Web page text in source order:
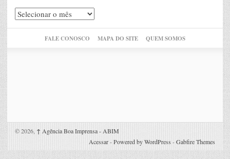
Arquivo
do
FALE CONOSCO MAPA DO SITE QUEM SOMOS
© 2026, ↑ Agência Boa Imprensa - ABIM
Acessar-Powered by WordPress -Gabfire Themes